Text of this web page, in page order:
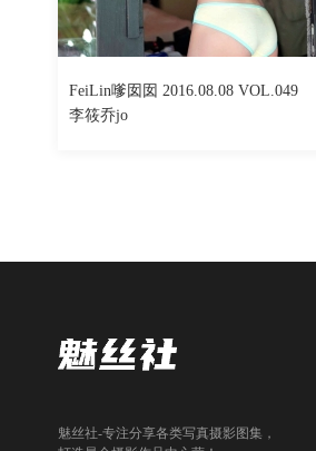
688 阅读
By
FeiLin嗲囡囡 2016.08.08 VOL.049
李筱乔jo
魅丝社-专注分享各类写真摄影图集，